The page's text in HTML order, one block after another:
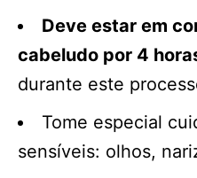
Deve estar em
cabeludo por 4
durante este
Tome especial
sensíveis: olhos,